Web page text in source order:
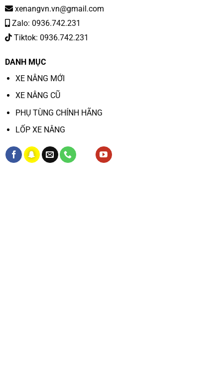
xenangvn.vn@gmail.com
Zalo: 0936.742.231
Tiktok: 0936.742.231
DANH MỤC
XE NÂNG MỚI
XE NÂNG CŨ
PHỤ TÙNG CHÍNH HÃNG
LỐP XE NÂNG